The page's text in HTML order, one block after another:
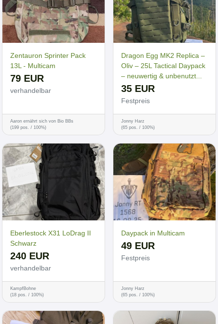
Zentauron Sprinter Pack
13L - Multicam
79 EUR
verhandelbar
Aaron ernährt sich von Bio BBs
(199 pos. / 100%)
Dragon Egg MK2 Replica –
Oliv – 25L Tactical Daypack
– neuwertig & unbenutzt...
35 EUR
Festpreis
Jonny Harz
(65 pos. / 100%)
Eberlestock X31 LoDrag II
Schwarz
240 EUR
verhandelbar
KampfBohne
(18 pos. / 100%)
Daypack in Multicam
49 EUR
Festpreis
Jonny Harz
(65 pos. / 100%)